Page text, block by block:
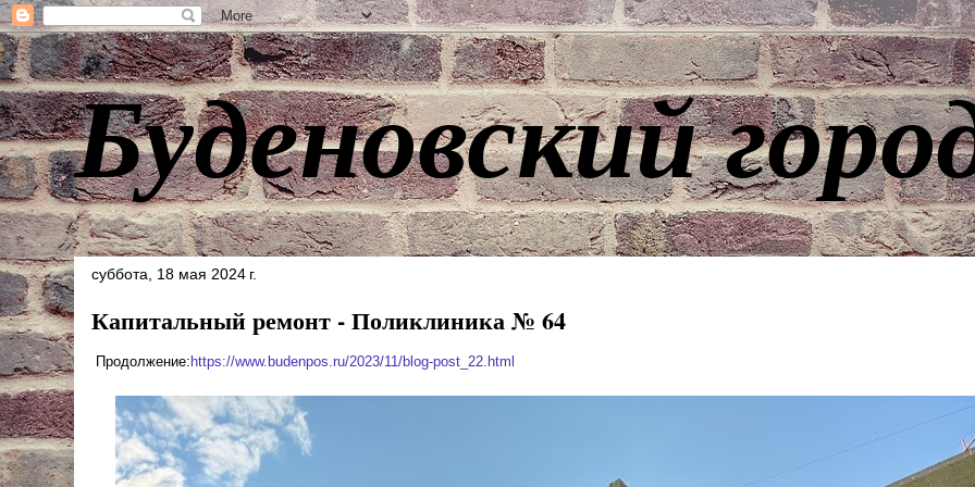
Буденовский
суббота, 18 мая 2024 г.
Капитальный ремонт - Поликлиника № 64
Продолжение: https://www.budenpos.ru/2023/11/blog-post_22.html